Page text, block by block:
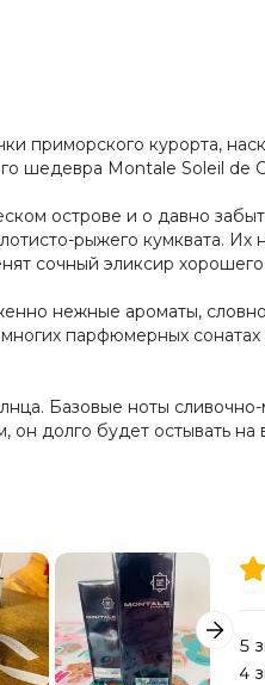
приморского курорта,
шедевра Montale Soleil de
острове и о давно
рыжего кумквата.
сочный эликсир хорошего
нежные ароматы,
парфюмерных
Базовые ноты сливочно-
долго будет остывать на
5
4